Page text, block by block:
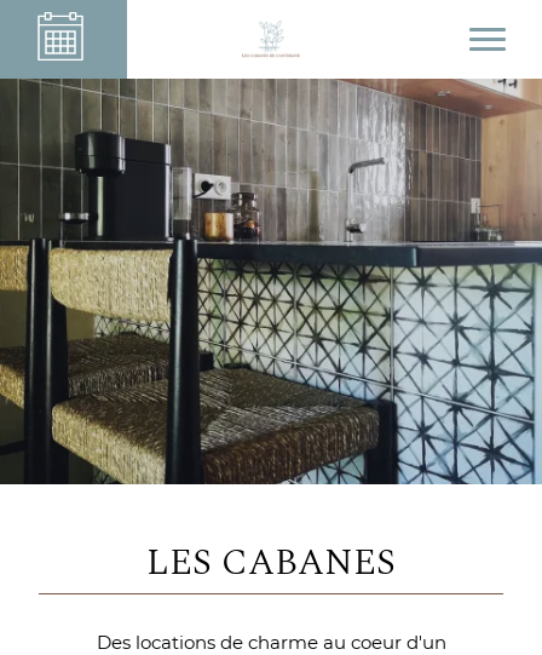
LES CABANES
Des locations de charme au coeur d'un